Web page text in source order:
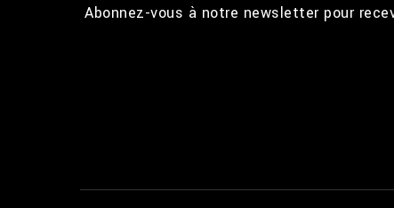
Abonnez-vous à notre newsletter pour